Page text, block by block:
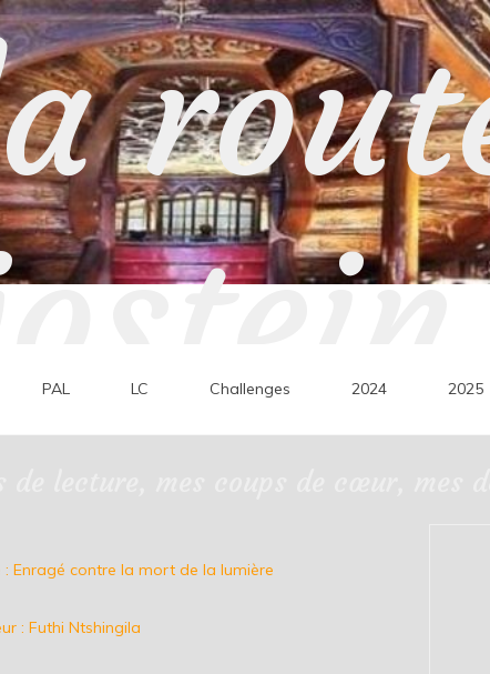
PAL LC Challenges 2024 2025
: Enragé contre la mort de la lumière
: Futhi Ntshingila